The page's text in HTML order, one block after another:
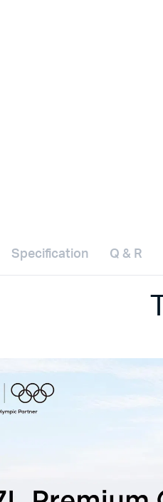
Specification Q & R